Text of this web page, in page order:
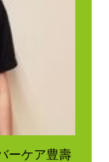
ーケア豊壽